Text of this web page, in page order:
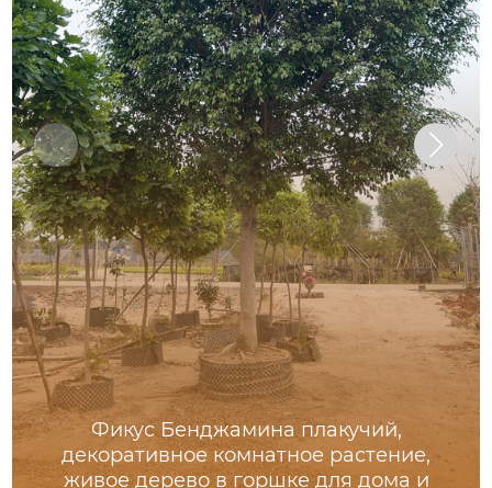
Фикус Бенджамина плакучий,
декоративное комнатное растение,
живое дерево в горшке для дома и